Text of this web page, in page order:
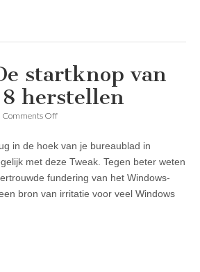
startknop van
herstellen
Comments Offon
startknop
van
8
herstellen
in de hoek van je bureaublad in
met deze Tweak. Tegen beter weten
fundering van het Windows-
bron van irritatie voor veel Windows